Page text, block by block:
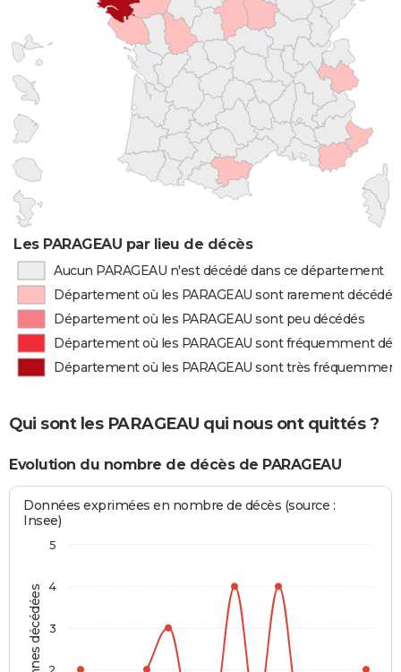
Les PARAGEAU par lieu de décès
Aucun PARAGEAU n'est décédé dans ce département
Département où les PARAGEAU sont rarement décédés
Département où les PARAGEAU sont peu décédés
Département où les PARAGEAU sont fréquemment
Département où les PARAGEAU sont très
Qui sont les PARAGEAU qui nous ont quittés ?
Evolution du nombre de décès de PARAGEAU
Données exprimées en nombre de décès (source :
Insee)
3
4
5